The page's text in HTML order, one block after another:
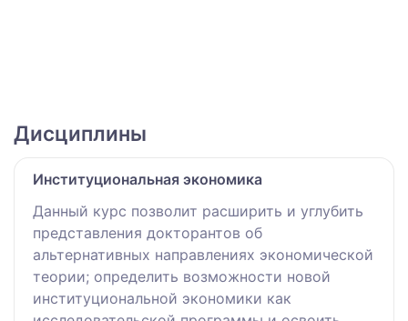
Дисциплины
Институциональная экономика
Данный курс позволит расширить и углубить
представления докторантов об
альтернативных направлениях экономической
теории; определить возможности новой
институциональной экономики как